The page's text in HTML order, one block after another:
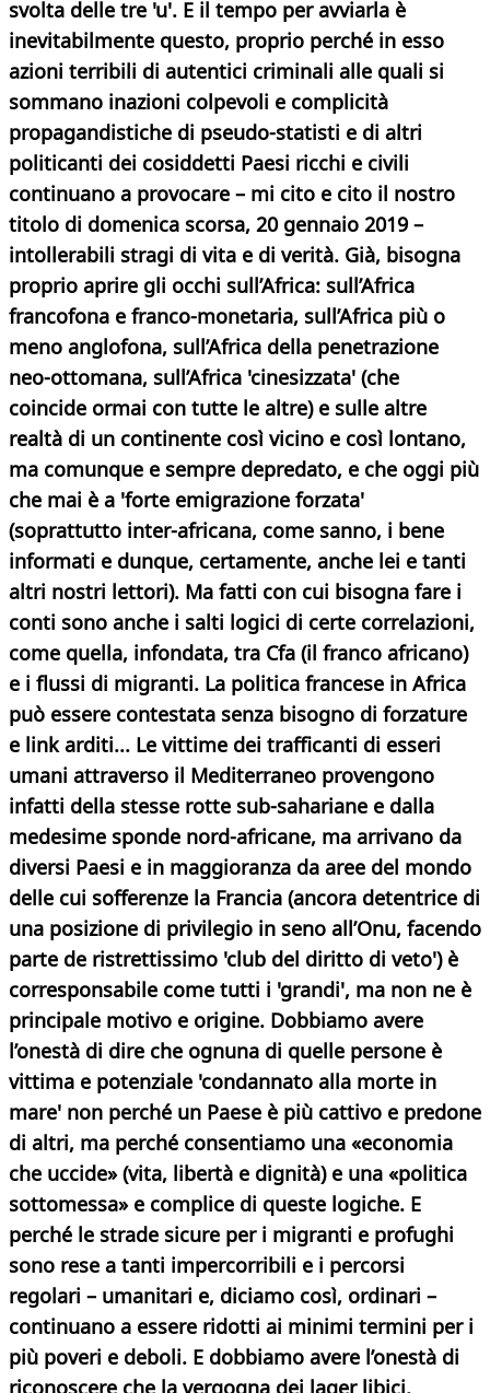
svolta delle tre 'u'. E il tempo per avviarla è
inevitabilmente questo, proprio perché in esso
azioni terribili di autentici criminali alle quali si
sommano inazioni colpevoli e complicità
propagandistiche di pseudo-statisti e di altri
politicanti dei cosiddetti Paesi ricchi e civili
continuano a provocare – mi cito e cito il nostro
titolo di domenica scorsa, 20 gennaio 2019 –
intollerabili stragi di vita e di verità. Già, bisogna
proprio aprire gli occhi sull’Africa: sull’Africa
francofona e franco-monetaria, sull’Africa più o
meno anglofona, sull’Africa della penetrazione
neo-ottomana, sull’Africa 'cinesizzata' (che
coincide ormai con tutte le altre) e sulle altre
realtà di un continente così vicino e così lontano,
ma comunque e sempre depredato, e che oggi più
che mai è a 'forte emigrazione forzata'
(soprattutto inter-africana, come sanno, i bene
informati e dunque, certamente, anche lei e tanti
altri nostri lettori). Ma fatti con cui bisogna fare i
conti sono anche i salti logici di certe correlazioni,
come quella, infondata, tra Cfa (il franco africano)
e i flussi di migranti. La politica francese in Africa
può essere contestata senza bisogno di forzature
e link arditi... Le vittime dei trafficanti di esseri
umani attraverso il Mediterraneo provengono
infatti della stesse rotte sub-sahariane e dalla
medesime sponde nord-africane, ma arrivano da
diversi Paesi e in maggioranza da aree del mondo
delle cui sofferenze la Francia (ancora detentrice di
una posizione di privilegio in seno all’Onu, facendo
parte de ristrettissimo 'club del diritto di veto') è
corresponsabile come tutti i 'grandi', ma non ne è
principale motivo e origine. Dobbiamo avere
l’onestà di dire che ognuna di quelle persone è
vittima e potenziale 'condannato alla morte in
mare' non perché un Paese è più cattivo e predone
di altri, ma perché consentiamo una «economia
che uccide» (vita, libertà e dignità) e una «politica
sottomessa» e complice di queste logiche. E
perché le strade sicure per i migranti e profughi
sono rese a tanti impercorribili e i percorsi
regolari – umanitari e, diciamo così, ordinari –
continuano a essere ridotti ai minimi termini per i
più poveri e deboli. E dobbiamo avere l’onestà di
riconoscere che la vergogna dei lager libici,